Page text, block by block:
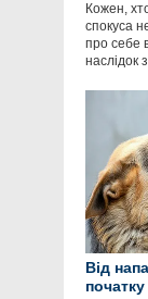
Кожен,
спокуса
про себе
наслідок
Від